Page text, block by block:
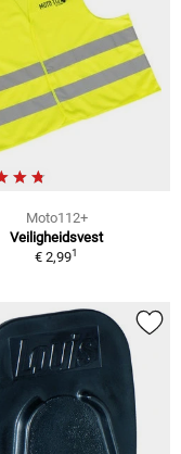
Moto112+
Veiligheidsvest
€ 2,991